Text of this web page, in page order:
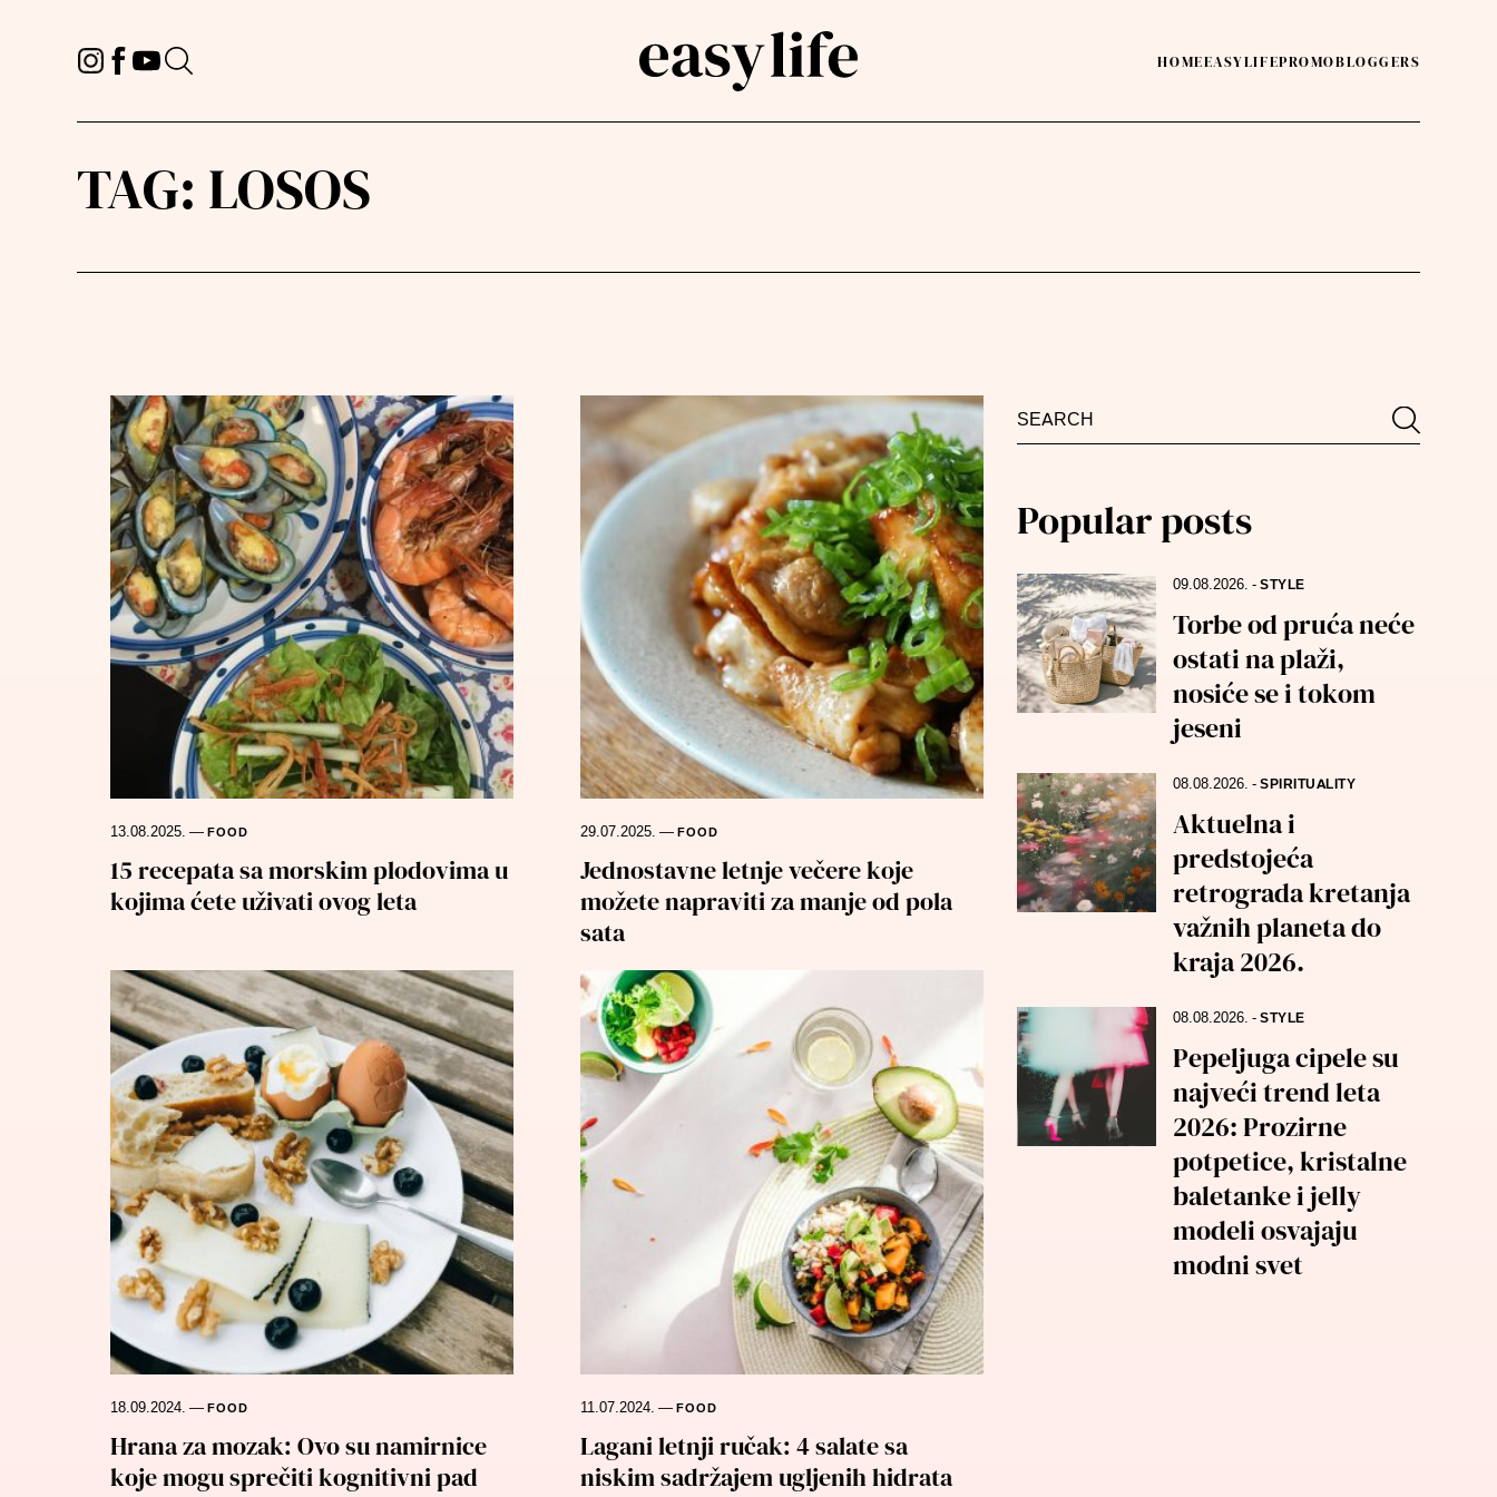
HOMEEASYLIFEPROMOBLOGGERS
TAG: LOSOS
13.08.2025. — FOOD
15 recepata sa morskim plodovima u
kojima ćete uživati ovog leta
29.07.2025. — FOOD
Jednostavne letnje večere koje
možete napraviti za manje od pola
sata
18.09.2024. — FOOD
Hrana za mozak: Ovo su namirnice
koje mogu sprečiti kognitivni pad
11.07.2024. — FOOD
Lagani letnji ručak: 4 salate sa
niskim sadržajem ugljenih hidrata
Search
Search
Popular posts
09.08.2026.-STYLE
Torbe od pruća neće
ostati na plaži,
nosiće se i tokom
jeseni
08.08.2026.-SPIRITUALITY
Aktuelna i
predstojeća
retrograda kretanja
važnih planeta do
kraja 2026.
08.08.2026.-STYLE
Pepeljuga cipele su
najveći trend leta
2026: Prozirne
potpetice, kristalne
baletanke i jelly
modeli osvajaju
modni svet